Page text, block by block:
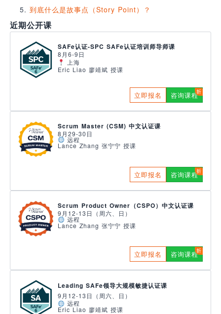
到底什么是故事点（Story Point）？
近期公开课
SAFe认证-SPC SAFe认证培训师导师课
8月6-9日
上海
Eric Liao 廖靖斌 授课
立即报名 咨询课程
Scrum Master (CSM) 中文认证课
8月29-30日
远程
Lance Zhang 张宁宁 授课
立即报名 咨询课程
Scrum Product Owner（CSPO）中文认证课
9月12-13日（周六、日）
远程
Lance Zhang 张宁宁 授课
立即报名 咨询课程
Leading SAFe领导大规模敏捷认证课
9月12-13日（周六、日）
远程
Eric Liao 廖靖斌 授课